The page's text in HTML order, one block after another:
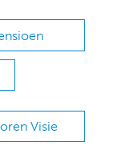
Visie